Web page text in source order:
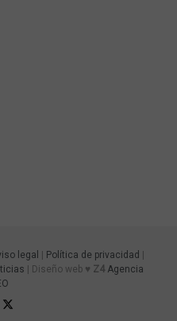
legal Política de privacidad
| Diseño web ♥ Z4 Agencia